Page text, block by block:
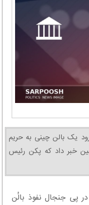
یک بالن چینی به حریم
خبر داد که پکن رئیس
پی جنجال نفوذ بالُن